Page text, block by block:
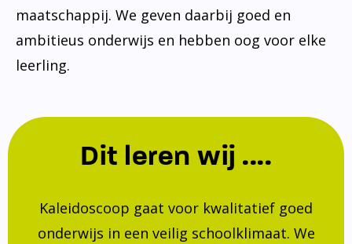
maatschappij. We geven daarbij goed en
ambitieus onderwijs en hebben oog voor elke
leerling.
Dit leren wij ....
Kaleidoscoop gaat voor kwalitatief goed
onderwijs in een veilig schoolklimaat. We